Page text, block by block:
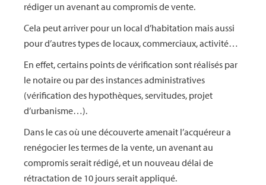
rédiger un avenant au compromis de vente.
Cela peut arriver pour un local d’habitation mais aussi
pour d’autres types de locaux, commerciaux, activité…
En effet, certains points de vérification sont réalisés par
le notaire ou par des instances administratives
(vérification des hypothèques, servitudes, projet
d’urbanisme…).
Dans le cas où une découverte amenait l’acquéreur a
renégocier les termes de la vente, un avenant au
compromis serait rédigé, et un nouveau délai de
rétractation de 10 jours serait appliqué.